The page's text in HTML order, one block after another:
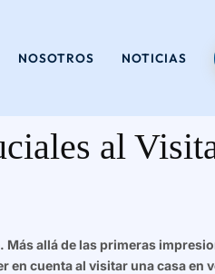
NOSOTROS NOTICIAS
al
allá de las primeras
cuenta al visitar una casa en